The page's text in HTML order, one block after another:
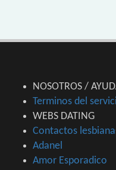
NOSOTROS /
Terminos del
WEBS DATING
Contactos
Adanel
Amor Esporadico